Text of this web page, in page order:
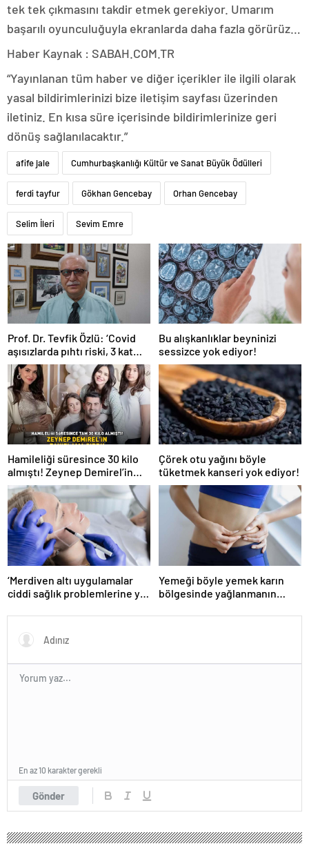
tek tek çıkmasını takdir etmek gerekiyor. Umarım
başarılı oyunculuğuyla ekranlarda daha fazla görürüz…
Haber Kaynak : SABAH.COM.TR
“Yayınlanan tüm haber ve diğer içerikler ile ilgili olarak
yasal bildirimlerinizi bize iletişim sayfası üzerinden
iletiniz. En kısa süre içerisinde bildirimlerinize geri
dönüş sağlanılacaktır.”
afife jale Cumhurbaşkanlığı Kültür ve Sanat Büyük Ödülleri
ferdi tayfur Gökhan Gencebay Orhan Gencebay
Selim İleri Sevim Emre
Prof. Dr. Tevfik Özlü: ‘Covid
aşısızlarda pıhtı riski, 3 kat
daha fazla’
Bu alışkanlıklar beyninizi
sessizce yok ediyor!
Hamileliği süresince 30 kilo
almıştı! Zeynep Demirel’in
zayıflama sırrı! MUCİZEVİ
ETKİ!
Çörek otu yağını böyle
tüketmek kanseri yok ediyor!
‘Merdiven altı uygulamalar
ciddi sağlık problemlerine yol
Yemeği böyle yemek karın
bölgesinde yağlanmanın
Gönder
En az 10 karakter gerekli